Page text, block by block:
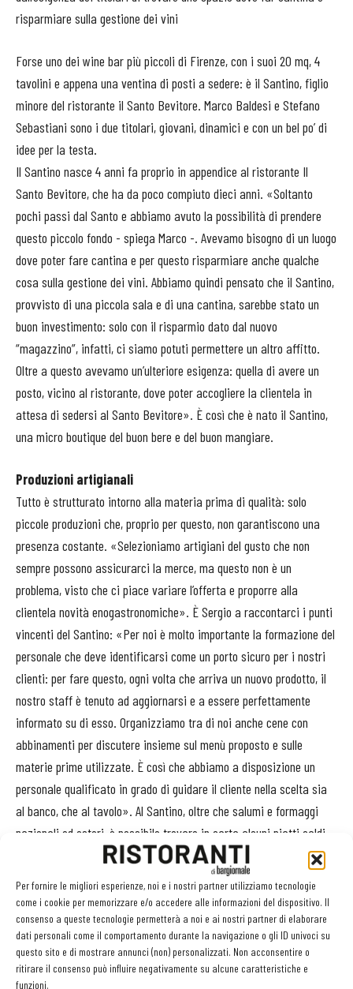
Per fornire le migliori esperienze, noi e i nostri partner utilizziamo tecnologie
come i cookie per memorizzare e/o accedere alle informazioni del dispositivo. Il
consenso a queste tecnologie permetterà a noi e ai nostri partner di elaborare
dati personali come il comportamento durante la navigazione o gli ID univoci su
questo sito e di mostrare annunci (non) personalizzati. Non acconsentire o
ritirare il consenso può influire negativamente su alcune caratteristiche e
funzioni.
risparmiare sulla gestione dei vini
Forse uno dei wine bar più piccoli di Firenze, con i suoi 20 mq, 4
tavolini e appena una ventina di posti a sedere: è il Santino, figlio
minore del ristorante il Santo Bevitore. Marco Baldesi e Stefano
Sebastiani sono i due titolari, giovani, dinamici e con un bel po’ di
idee per la testa.
Il Santino nasce 4 anni fa proprio in appendice al ristorante Il
Santo Bevitore, che ha da poco compiuto dieci anni. «Soltanto
pochi passi dal Santo e abbiamo avuto la possibilità di prendere
questo piccolo fondo - spiega Marco -. Avevamo bisogno di un luogo
dove poter fare cantina e per questo risparmiare anche qualche
cosa sulla gestione dei vini. Abbiamo quindi pensato che il Santino,
provvisto di una piccola sala e di una cantina, sarebbe stato un
buon investimento: solo con il risparmio dato dal nuovo
“magazzino”, infatti, ci siamo potuti permettere un altro affitto.
Oltre a questo avevamo un’ulteriore esigenza: quella di avere un
posto, vicino al ristorante, dove poter accogliere la clientela in
attesa di sedersi al Santo Bevitore». È così che è nato il Santino,
una micro boutique del buon bere e del buon mangiare.
Produzioni artigianali
Tutto è strutturato intorno alla materia prima di qualità: solo
piccole produzioni che, proprio per questo, non garantiscono una
presenza costante. «Selezioniamo artigiani del gusto che non
sempre possono assicurarci la merce, ma questo non è un
problema, visto che ci piace variare l’offerta e proporre alla
clientela novità enogastronomiche». È Sergio a raccontarci i punti
vincenti del Santino: «Per noi è molto importante la formazione del
personale che deve identificarsi come un porto sicuro per i nostri
clienti: per fare questo, ogni volta che arriva un nuovo prodotto, il
nostro staff è tenuto ad aggiornarsi e a essere perfettamente
informato su di esso. Organizziamo tra di noi anche cene con
abbinamenti per discutere insieme sul menù proposto e sulle
materie prime utilizzate. È così che abbiamo a disposizione un
personale qualificato in grado di guidare il cliente nella scelta sia
al banco, che al tavolo». Al Santino, oltre che salumi e formaggi
nazionali ed esteri, è possibile trovare in carta alcuni piatti caldi
come zuppe, sformati, pasta al forno o insalate di mare che
provengono dalla cucina del Santo Bevitore. «Avere a disposizione
la cucina del ristorante ci consente di proporre anche pietanze
cucinate, apprezzate soprattutto per il pranzo - dice Sergio -: al
Santino però, a differenza del Santo Bevitore, l’impronta è
prettamente toscana, per offrire una scelta diversa alla clientela.